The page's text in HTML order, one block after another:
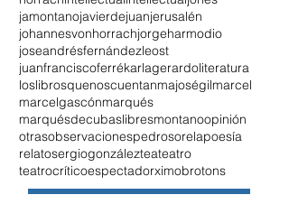
jamontanojavierdejuanjerusalén
johannesvonhorrachjorgeharmodio
joseandrésfernándezleost
juanfranciscoferrékarlagerardoliteratura
loslibrosquenoscuentanmajoségilmarcel
marcelgascónmarqués
marquésdecubaslibresmontanoopinión
otrasobservacionespedrosorelapoesía
relatosergiogonzálezteateatro
teatrocríticoespectadorximobrotons